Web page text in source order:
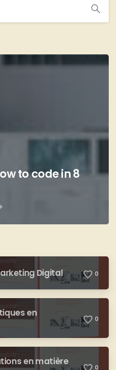
to code in 8
Digital 0
en
0
en matière
0